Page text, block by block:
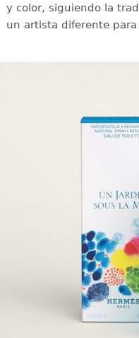
y color, siguiendo la
un artista diferente